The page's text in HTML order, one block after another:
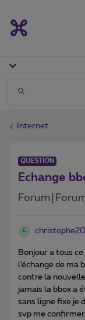
Internet
QUESTION
Echange
C
Bonjour a tous
l’échange de ma
contre la
jamais la bbox a
sans ligne fixe je
svp me confirmer